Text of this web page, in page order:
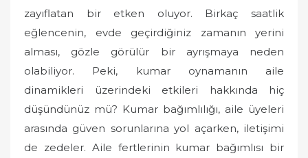
zayıflatan bir etken oluyor. Birkaç saatlik
eğlencenin, evde geçirdiğiniz zamanın yerini
alması, gözle görülür bir ayrışmaya neden
olabiliyor. Peki, kumar oynamanın aile
dinamikleri üzerindeki etkileri hakkında hiç
düşündünüz mü? Kumar bağımlılığı, aile üyeleri
arasında güven sorunlarına yol açarken, iletişimi
de zedeler. Aile fertlerinin kumar bağımlısı bir